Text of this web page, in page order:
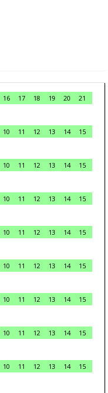
16 17 18 19 20
21
10 11 12 13 14
15
10 11 12 13 14
15
10 11 12 13 14
15
10 11 12 13 14
15
10 11 12 13 14
15
10 11 12 13 14
15
10 11 12 13 14
15
10 11 12 13 14
15